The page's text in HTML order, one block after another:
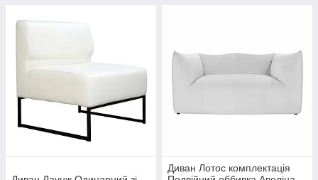
Диван Лотос комплектація